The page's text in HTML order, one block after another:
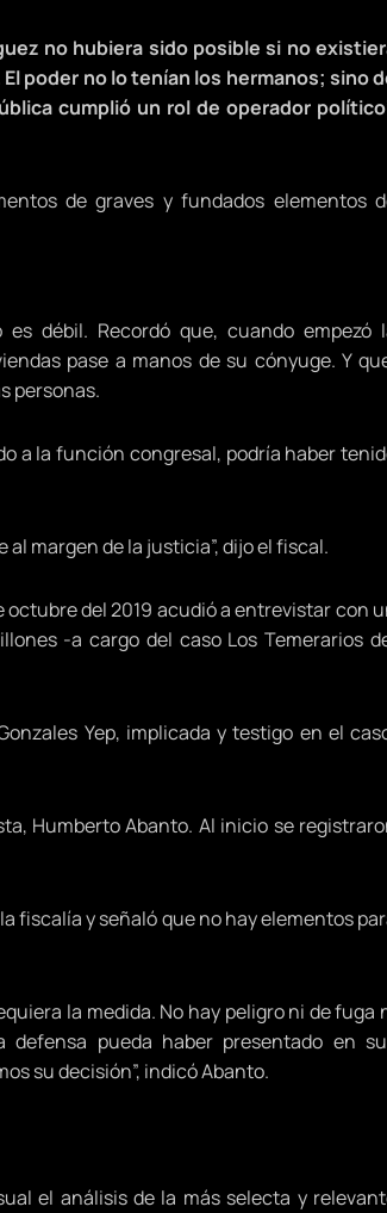
no hubiera sido posible si no
poder no lo tenían los hermanos; sino
cumplió un rol de operador
de graves y fundados elementos
débil. Recordó que, cuando empezó
pase a manos de su cónyuge. Y
personas.
a la función congresal, podría haber
margen de la justicia”, dijo el fiscal.
octubre del 2019 acudió a entrevistar con
-a cargo del caso Los Temerarios
Yep, implicada y testigo en el
Humberto Abanto. Al inicio se
fiscalía y señaló que no hay elementos
la medida. No hay peligro ni de fuga
pueda haber presentado en
su decisión”, indicó Abanto.
el análisis de la más selecta y